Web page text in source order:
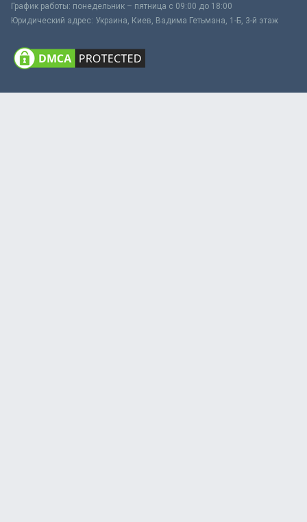
График работы: понедельник – пятница с 09:00 до 18:00
Юридический адрес: Украина, Киев, Вадима Гетьмана, 1-Б, 3-й этаж